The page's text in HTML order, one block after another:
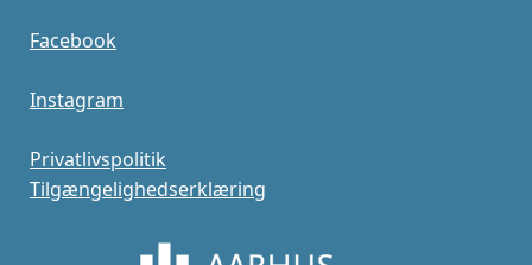
Facebook
Instagram
Privatlivspolitik
Tilgængelighedserklæring